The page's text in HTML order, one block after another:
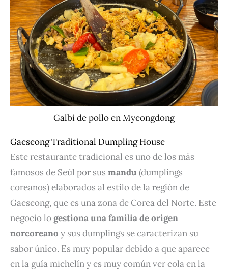
Galbi de pollo en Myeongdong
Gaeseong Traditional Dumpling House
Este restaurante tradicional es uno de los más
famosos de Seúl por sus mandu (dumplings
coreanos) elaborados al estilo de la región de
Gaeseong, que es una zona de Corea del Norte. Este
negocio lo gestiona una familia de origen
norcoreano y sus dumplings se caracterizan su
sabor único. Es muy popular debido a que aparece
en la guía michelín y es muy común ver cola en la